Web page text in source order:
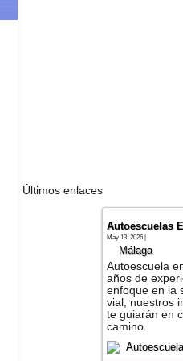
Últimos enlaces
Autoescuelas
May 13, 2026 |
Málaga
Autoescuela
años de
enfoque en la
vial, nuestros
te guiarán en
camino.